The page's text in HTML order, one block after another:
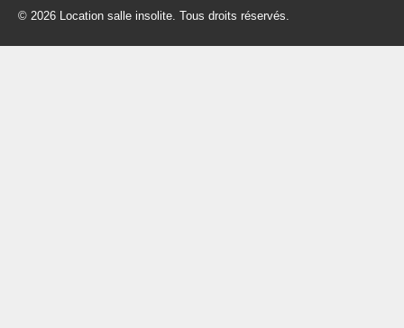
© 2026 Location salle insolite. Tous droits réservés.